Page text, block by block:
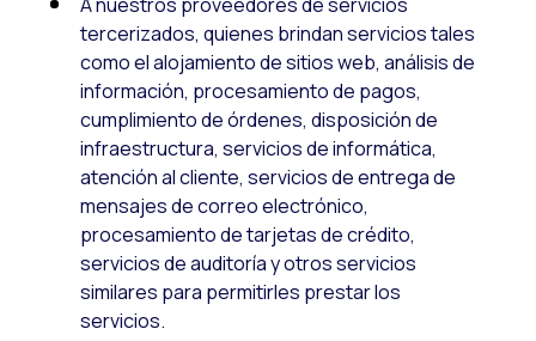
tercerizados, quienes brindan servicios tales
como el alojamiento de sitios web, análisis de
información, procesamiento de pagos,
cumplimiento de órdenes, disposición de
infraestructura, servicios de informática,
atención al cliente, servicios de entrega de
mensajes de correo electrónico,
procesamiento de tarjetas de crédito,
servicios de auditoría y otros servicios
similares para permitirles prestar los
servicios.